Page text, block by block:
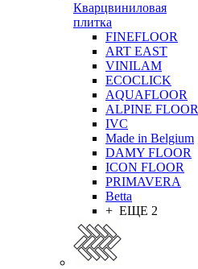
Кварцвиниловая
плитка
FINEFLOOR
ART EAST
VINILAM
ECOCLICK
AQUAFLOOR
ALPINE FLOOR
IVC
Made in Belgium
DAMY FLOOR
ICON FLOOR
PRIMAVERA
Betta
+ ЕЩЕ 2